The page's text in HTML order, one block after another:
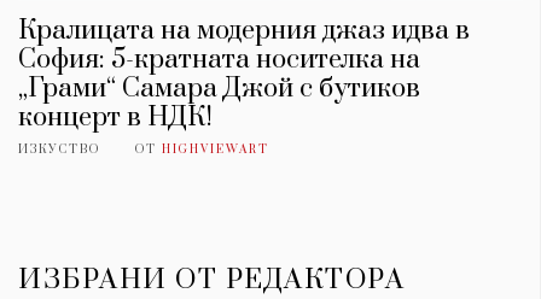
Кралицата на модерния джаз идва в
София: 5-кратната носителка на
„Грами“ Самара Джой с бутиков
концерт в НДК!
ИЗКУСТВО ОТ HIGHVIEWART
ИЗБРАНИ ОТ РЕДАКТОРА